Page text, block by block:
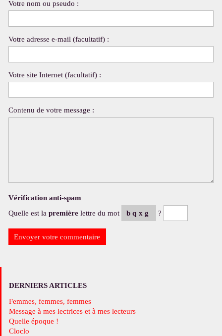
Votre nom ou pseudo :
Votre adresse e-mail (facultatif) :
Votre site Internet (facultatif) :
Contenu de votre message :
Vérification anti-spam
Quelle est la premièrelettre du mot bqxg ?
DERNIERS ARTICLES
Femmes, femmes, femmes
Message à mes lectrices et à mes lecteurs
Quelle époque !
Cloclo